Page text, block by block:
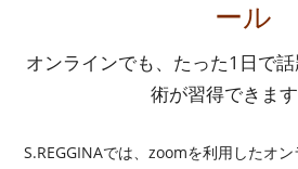
ール
オンラインでも、たった1日で
術が習得できます
S.REGGINAでは、zoomを利用したオ